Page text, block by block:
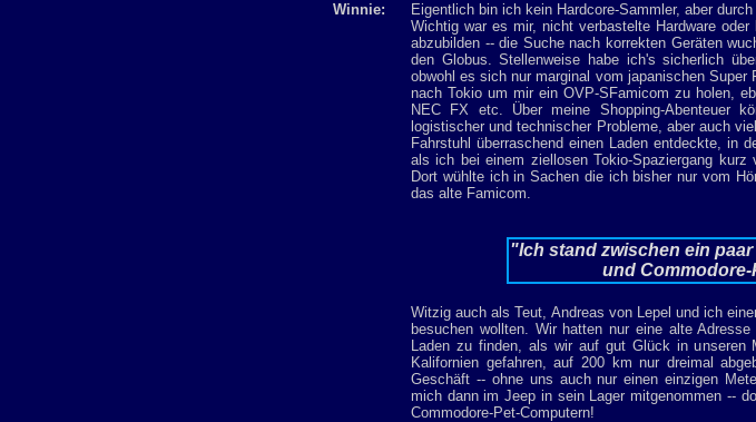
Winnie:
Eigentlich bin ich kein Hardcore-Sammler, aber
Wichtig war es mir, nicht verbastelte Hardware
abzubilden -- die Suche nach korrekten Geräten
den Globus. Stellenweise habe ich's sicherlich
obwohl es sich nur marginal vom japanischen
nach Tokio um mir ein OVP-SFamicom zu holen,
NEC FX etc. Über meine Shopping-Abenteuer
logistischer und technischer Probleme, aber auch
Fahrstuhl überraschend einen Laden entdeckte, in
als ich bei einem ziellosen Tokio-Spaziergang
Dort wühlte ich in Sachen die ich bisher nur vom
das alte Famicom.
"Ich stand zwischen ein
und
Witzig auch als Teut, Andreas von Lepel und ich
besuchen wollten. Wir hatten nur eine alte
Laden zu finden, als wir auf gut Glück in unseren
Kalifornien gefahren, auf 200 km nur dreimal
Geschäft -- ohne uns auch nur einen einzigen
mich dann im Jeep in sein Lager mitgenommen --
Commodore-Pet-Computern!